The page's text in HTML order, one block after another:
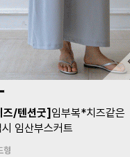
가1+1][Coolity]임부복*쿨
장고5부 임산부레깅스